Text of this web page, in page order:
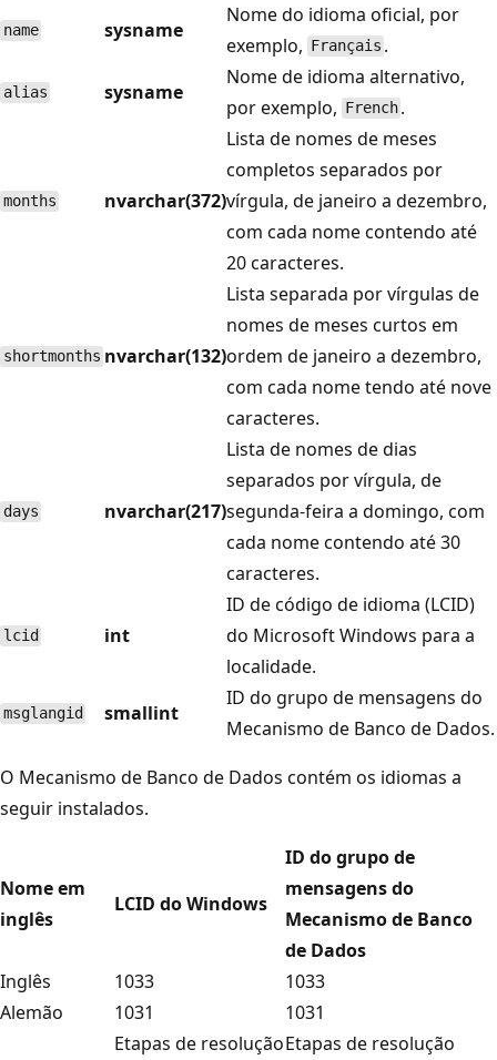
name sysname
Nome do idioma oficial, por
exemplo, Français .
alias sysname
Nome de idioma alternativo,
por exemplo, French .
months nvarchar(372)
Lista de nomes de meses
completos separados por
vírgula, de janeiro a dezembro,
com cada nome contendo até
20 caracteres.
shortmonths nvarchar(132)
Lista separada por vírgulas de
nomes de meses curtos em
ordem de janeiro a dezembro,
com cada nome tendo até nove
caracteres.
days nvarchar(217)
Lista de nomes de dias
separados por vírgula, de
segunda-feira a domingo, com
cada nome contendo até 30
caracteres.
lcid int
ID de código de idioma (LCID)
do Microsoft Windows para a
localidade.
msglangid smallint
ID do grupo de mensagens do
Mecanismo de Banco de Dados.
O Mecanismo de Banco de Dados contém os idiomas a
seguir instalados.
Nome em
inglês
LCID do Windows
ID do grupo de
mensagens do
Mecanismo de Banco
de Dados
Inglês
1033
1033
Alemão
1031 1031
Etapas de resoluçãoEtapas de resolução